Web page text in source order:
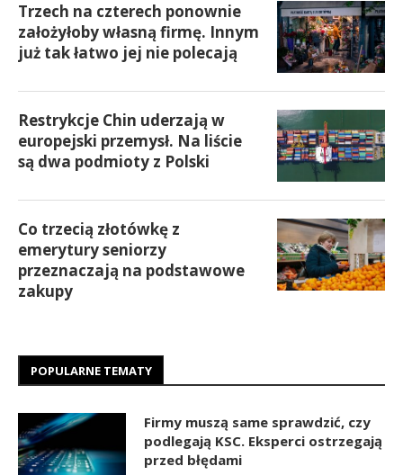
Trzech na czterech ponownie
założyłoby własną firmę. Innym
już tak łatwo jej nie polecają
Restrykcje Chin uderzają w
europejski przemysł. Na liście
są dwa podmioty z Polski
Co trzecią złotówkę z
emerytury seniorzy
przeznaczają na podstawowe
zakupy
POPULARNE TEMATY
Firmy muszą same sprawdzić, czy
podlegają KSC. Eksperci ostrzegają
przed błędami